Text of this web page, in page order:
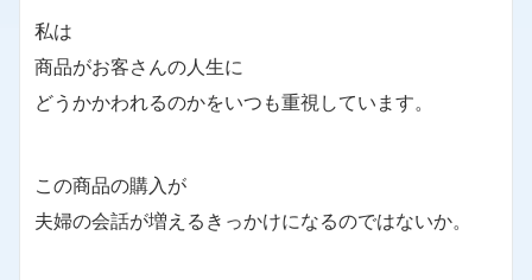
私は
商品がお客さんの人生に
どうかかわれるのかをいつも重視しています。
この商品の購入が
夫婦の会話が増えるきっかけになるのではないか。